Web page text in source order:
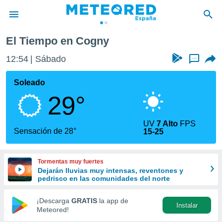
de
por
que se
calidad.
a este
las
y
forma
digital
basada
El Tiempo en Cogny
12:54 Sábado ...
Soleado
29°
Sensación de 28°
UV7 Alto FPS
15-25
Tormentas muy fuertes
Dejarán lluvias muy intensas, reventones y
pedrisco en las comunidades del norte
¡Descarga GRATIS la app de
Meteored!
Instalar